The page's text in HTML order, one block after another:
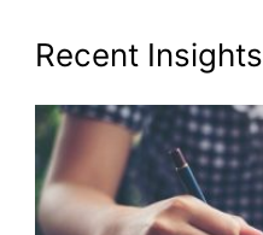
Recent Insights